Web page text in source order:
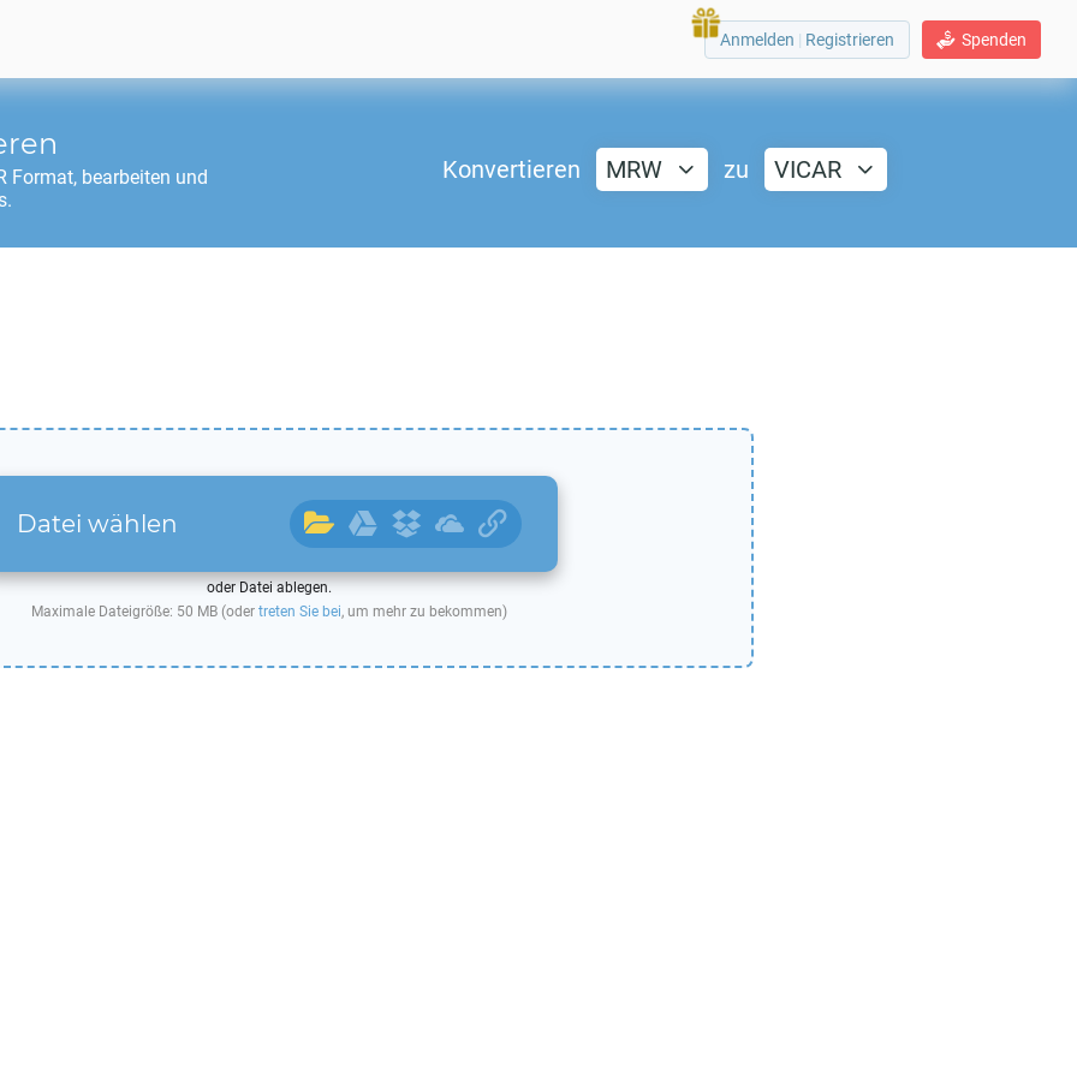
Spenden
Anmelden | Registrieren
Format, bearbeiten und
Konvertieren MRW zu VICAR
Datei wählen
oder Datei ablegen.
Maximale Dateigröße: 50 MB (oder treten Sie bei, um mehr zu bekommen)